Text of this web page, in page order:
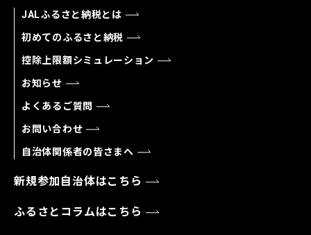
JALふるさと納税とは
初めてのふるさと納税
控除上限額シミュレーション
お知らせ
よくあるご質問
お問い合わせ
自治体関係者の皆さまへ
新規参加自治体はこちら
ふるさとコラムはこちら